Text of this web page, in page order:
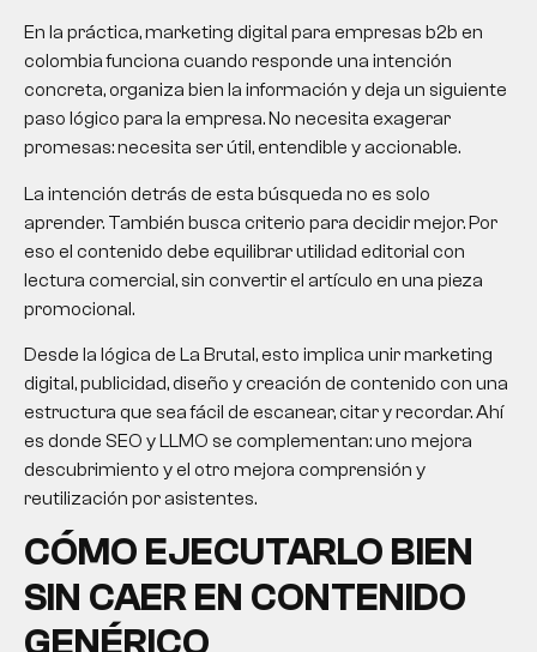
En la práctica, marketing digital para empresas b2b en
colombia funciona cuando responde una intención
concreta, organiza bien la información y deja un siguiente
paso lógico para la empresa. No necesita exagerar
promesas: necesita ser útil, entendible y accionable.
La intención detrás de esta búsqueda no es solo
aprender. También busca criterio para decidir mejor. Por
eso el contenido debe equilibrar utilidad editorial con
lectura comercial, sin convertir el artículo en una pieza
promocional.
Desde la lógica de La Brutal, esto implica unir marketing
digital, publicidad, diseño y creación de contenido con una
estructura que sea fácil de escanear, citar y recordar. Ahí
es donde SEO y LLMO se complementan: uno mejora
descubrimiento y el otro mejora comprensión y
reutilización por asistentes.
CÓMO EJECUTARLO BIEN
SIN CAER EN CONTENIDO